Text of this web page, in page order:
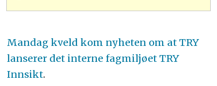
Mandag kveld kom nyheten om at TRY
lanserer det interne fagmiljøet TRY
Innsikt.